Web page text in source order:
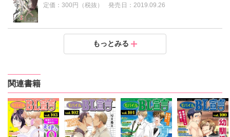
定価：300円（税抜） 発売日： 2019.09.26
百年の守り人～亡国の赤鬼【合冊版】2
300円（税抜） 発売日：2019.06.21
百年の守り人～亡国の赤鬼【合冊版】1
300円（税抜） 発売日：2019.05.17
もっとみる
関連書籍